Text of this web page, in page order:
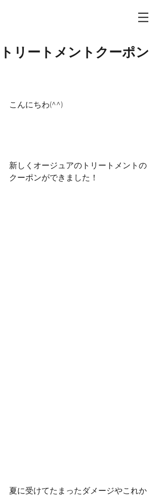
トリートメントクーポン
こんにちわ(^^)
新しくオージュアのトリートメントの
クーポンができました！
夏に受けてたまったダメージやこれか